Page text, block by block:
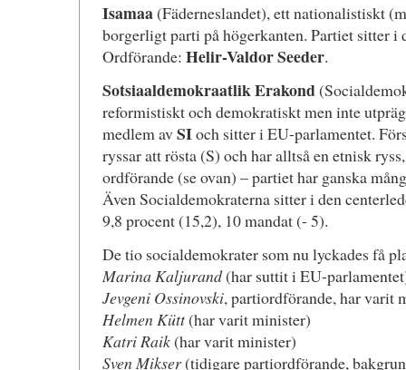
Isamaa(Fäderneslandet), ett nationalistiskt
borgerligt parti på högerkanten. Partiet sitter i
Ordförande: Helir-Valdor Seeder.
Sotsiaaldemokraatlik Erakond
reformistiskt och demokratiskt men inte
medlem avSIoch sitter i EU-parlamentet.
ryssar att rösta (S) och har alltså en etnisk
ordförande (se ovan) – partiet har ganska
Även Socialdemokraterna sitter i den
9,8 procent (15,2), 10 mandat (- 5).
De tio socialdemokrater som nu lyckades få
Marina Kaljurand(har suttit i EU-
Jevgeni Ossinovski, partiordförande, har varit
Helmen Kütt(har varit minister)
Katri Raik(har varit minister)
Sven Mikser(tidigare partiordförande,